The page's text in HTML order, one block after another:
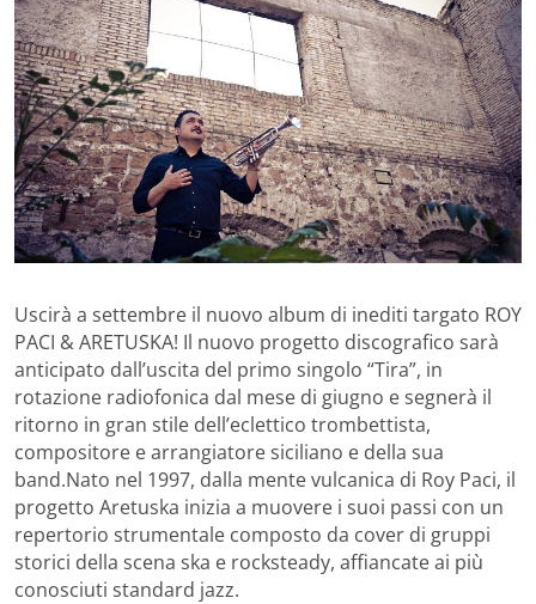
Uscirà a settembre il nuovo album di inediti targato ROY
PACI & ARETUSKA! Il nuovo progetto discografico sarà
anticipato dall’uscita del primo singolo “Tira”, in
rotazione radiofonica dal mese di giugno e segnerà il
ritorno in gran stile dell’eclettico trombettista,
compositore e arrangiatore siciliano e della sua
band.Nato nel 1997, dalla mente vulcanica di Roy Paci, il
progetto Aretuska inizia a muovere i suoi passi con un
repertorio strumentale composto da cover di gruppi
storici della scena ska e rocksteady, affiancate ai più
conosciuti standard jazz.